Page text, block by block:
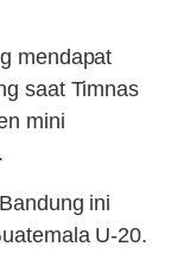
mendapat
saat Timnas
mini
ini
U-20.